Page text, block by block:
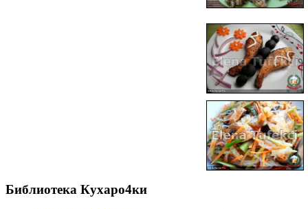
Библиотека Кухаро4ки